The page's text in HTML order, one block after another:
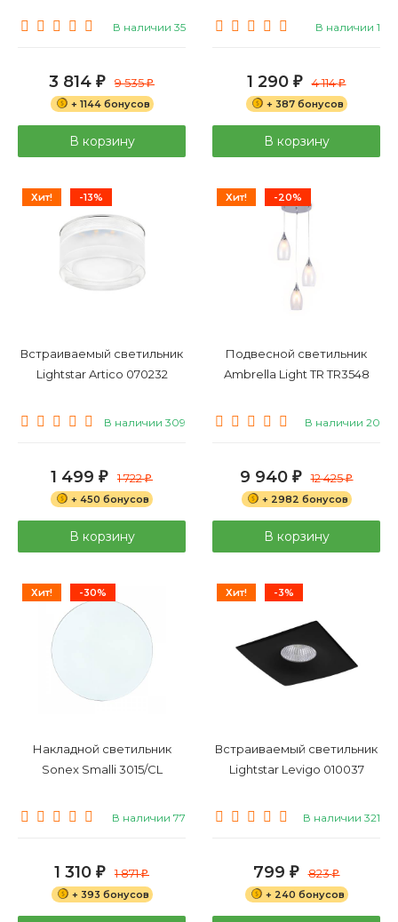
В наличии 35
3 814 ₽ 9 535₽
+ 1144 бонусов
В корзину
В наличии 1
1 290 ₽ 4 114₽
+ 387 бонусов
В корзину
Хит! -13%
Встраиваемый светильник
Lightstar Artico 070232
В наличии 309
1 499 ₽ 1 722₽
+ 450 бонусов
В корзину
Хит! -20%
Подвесной светильник
Ambrella Light TR TR3548
В наличии 20
9 940 ₽ 12 425₽
+ 2982 бонусов
В корзину
Хит! -30%
Накладной светильник
Sonex Smalli 3015/CL
В наличии 77
1 310 ₽ 1 871₽
+ 393 бонусов
Хит! -3%
Встраиваемый светильник
Lightstar Levigo 010037
В наличии 321
799 ₽ 823₽
+ 240 бонусов